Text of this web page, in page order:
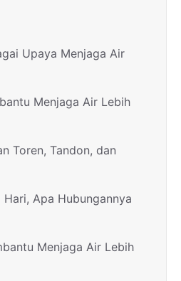
Upaya Menjaga Air
Menjaga Air Lebih
Toren, Tandon, dan
Apa Hubungannya
Menjaga Air Lebih